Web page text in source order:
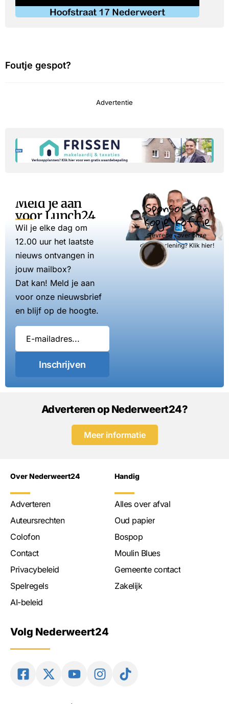
Foutje gespot?
Advertentie
Meld je aan
voor Lunch24
Wil je elke dag om
12.00 uur het laatste
nieuws ontvangen in
jouw mailbox?
Dat kan! Meld je aan
voor onze nieuwsbrief
en blijf op de hoogte.
Inschrijven
Sponsor een
kopje koffie
Tevreden over onze
dienstverlening? Klik hier!
Adverteren op Nederweert24?
Meer informatie
Over Nederweert24
Adverteren
Auteursrechten
Colofon
Contact
Privacybeleid
Spelregels
AI-beleid
Handig
Alles over afval
Oud papier
Bospop
Moulin Blues
Gemeente contact
Zakelijk
Volg Nederweert24